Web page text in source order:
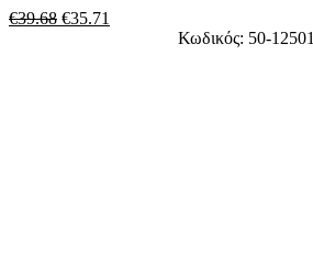
€39.68 €35.71
Κωδικός: 50-12501